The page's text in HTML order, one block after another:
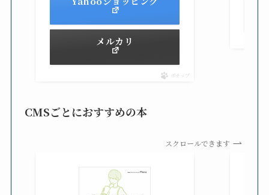
メルカリ
ポチップ
CMSごとにおすすめの本
スクロールできます